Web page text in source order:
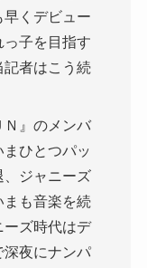
早くデビュー
っ子を目指す
者はこう続
Ｎ』のメンバ
ひとつパッ
、ジャニーズ
まも音楽を続
ーズ時代はデ
深夜にナンパ